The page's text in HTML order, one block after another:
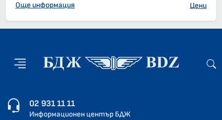
Още информация Цени
02 931 11 11
Информационен център БДЖ